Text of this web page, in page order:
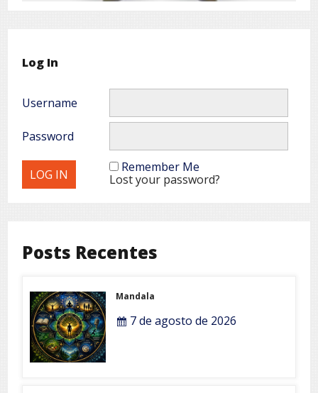
Log In
Username
Password
Remember Me
Lost your password?
Posts Recentes
Mandala
7 de agosto de 2026